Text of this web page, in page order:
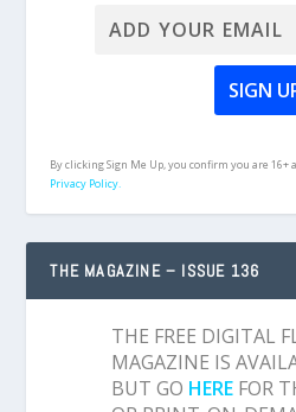
By clicking Sign Me Up, you confirm you are 16+
Privacy Policy.
THE MAGAZINE – ISSUE 136
THE FREE DIGITAL
MAGAZINE IS
BUT GO HERE FOR